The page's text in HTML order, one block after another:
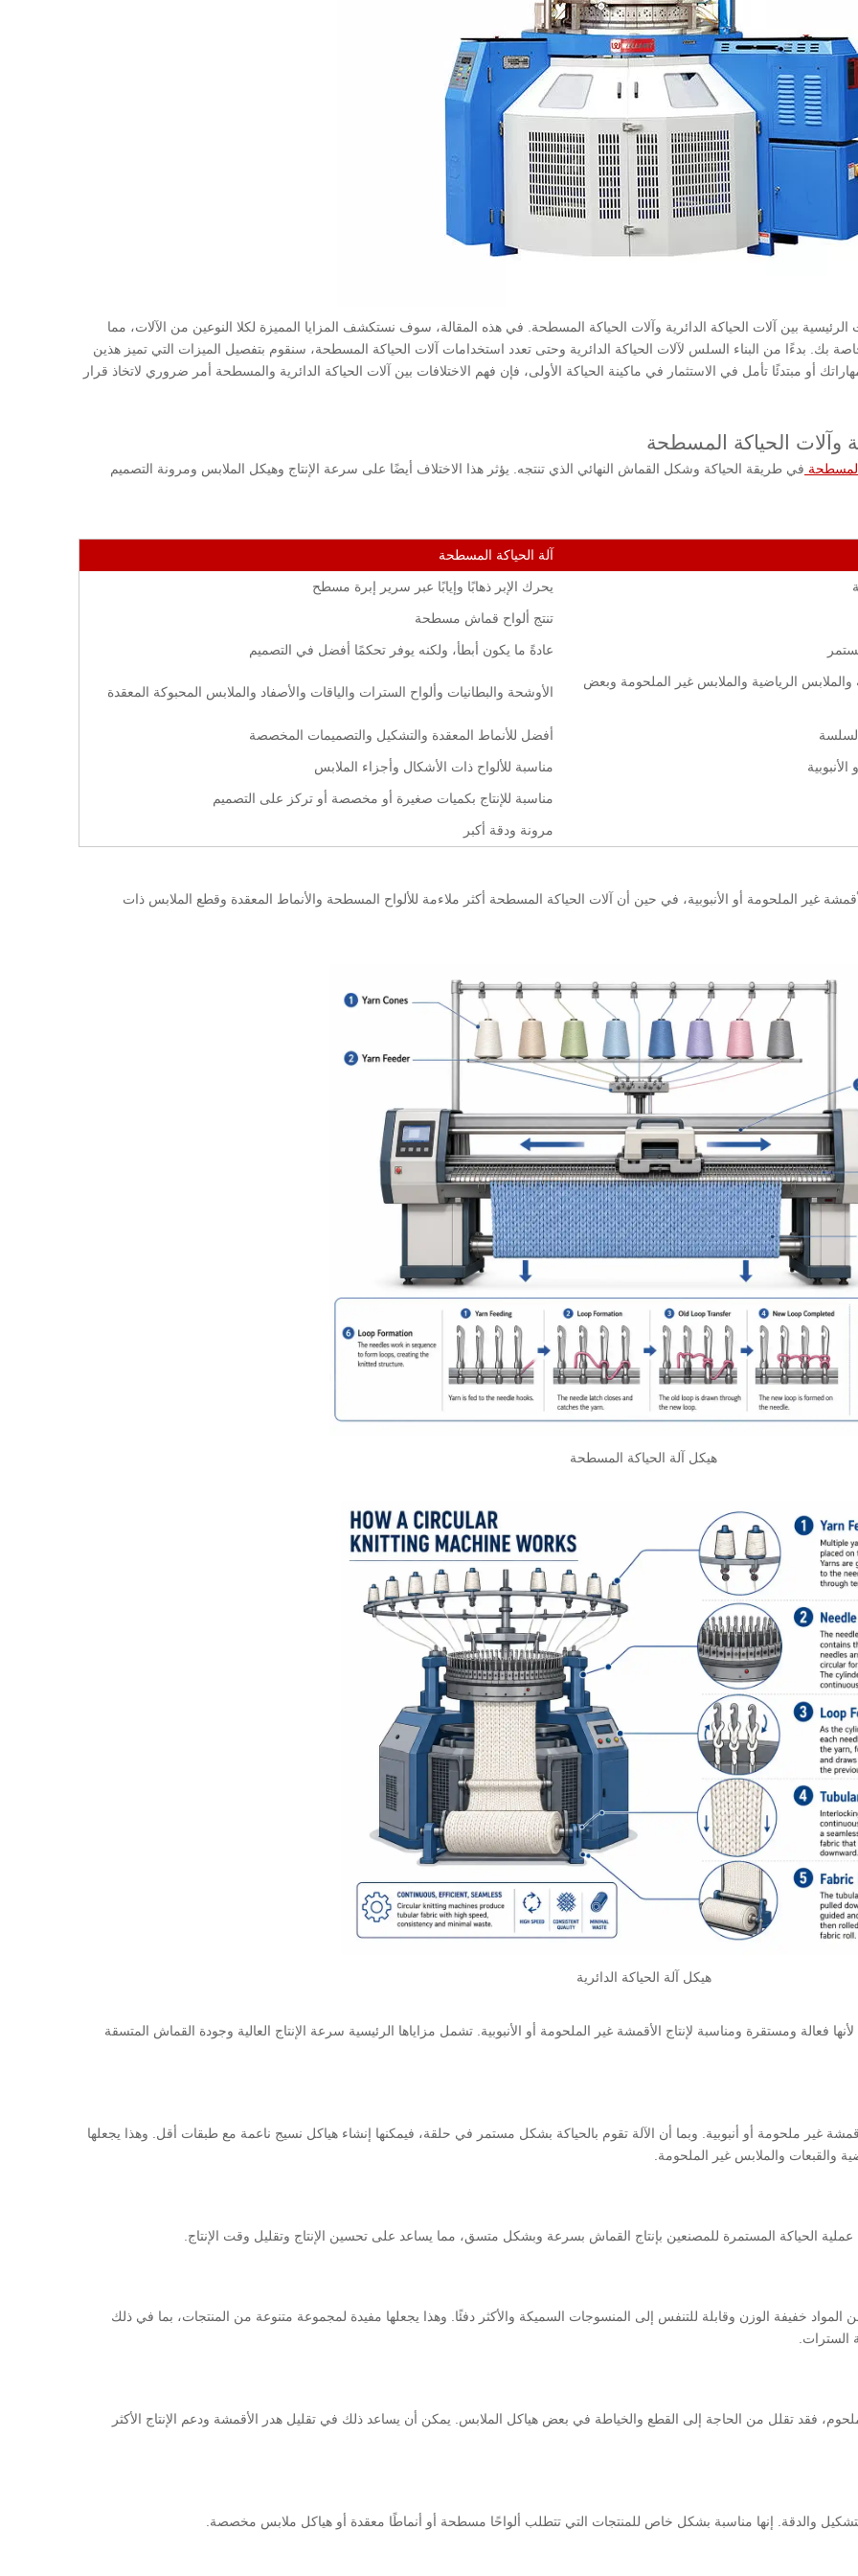
بين آلات الحياكة الدائرية وآلات الحياكة المسطحة. في هذه المقالة، سوف نستكشف المزايا المميزة لكلا النوعين من الآلات، مما
بك. بدءًا من البناء السلس لآلات الحياكة الدائرية وحتى تعدد استخدامات آلات الحياكة المسطحة، سنقوم بتفصيل الميزات التي تميز هذين
أو مبتدئًا تأمل في الاستثمار في ماكينة الحياكة الأولى، فإن فهم الاختلافات بين آلات الحياكة الدائرية والمسطحة أمر ضروري لاتخاذ قرار
وآلات الحياكة المسطحة
المسطحة في طريقة الحياكة وشكل القماش النهائي الذي تنتجه. يؤثر هذا الاختلاف أيضًا على سرعة الإنتاج وهيكل الملابس ومرونة التصميم
آلة الحياكة المسطحة
يحرك الإبر ذهابًا وإيابًا عبر سرير إبرة مسطح
تنتج ألواح قماش مسطحة
عادةً ما يكون أبطأ، ولكنه يوفر تحكمًا أفضل في التصميم
والملابس الرياضية والملابس غير الملحومة وبعض
الأوشحة والبطانيات وألواح السترات والياقات والأصفاد والملابس المحبوكة المعقدة
أفضل للأنماط المعقدة والتشكيل والتصميمات المخصصة
مناسبة للألواح ذات الأشكال وأجزاء الملابس
مناسبة للإنتاج بكميات صغيرة أو مخصصة أو تركز على التصميم
مرونة ودقة أكبر
غير الملحومة أو الأنبوبية، في حين أن آلات الحياكة المسطحة أكثر ملاءمة للألواح المسطحة والأنماط المعقدة وقطع الملابس ذات
هيكل آلة الحياكة المسطحة
هيكل آلة الحياكة الدائرية
فعالة ومستقرة ومناسبة لإنتاج الأقمشة غير الملحومة أو الأنبوبية. تشمل مزاياها الرئيسية سرعة الإنتاج العالية وجودة القماش المتسقة
غير ملحومة أو أنبوبية. وبما أن الآلة تقوم بالحياكة بشكل مستمر في حلقة، فيمكنها إنشاء هياكل نسيج ناعمة مع طبقات أقل. وهذا يجعلها
والقبعات والملابس غير الملحومة.
عملية الحياكة المستمرة للمصنعين بإنتاج القماش بسرعة وبشكل متسق، مما يساعد على تحسين الإنتاج وتقليل وقت الإنتاج.
المواد خفيفة الوزن وقابلة للتنفس إلى المنسوجات السميكة والأكثر دفئًا. وهذا يجعلها مفيدة لمجموعة متنوعة من المنتجات، بما في ذلك
السترات.
ملحوم، فقد تقلل من الحاجة إلى القطع والخياطة في بعض هياكل الملابس. يمكن أن يساعد ذلك في تقليل هدر الأقمشة ودعم الإنتاج الأكثر
والدقة. إنها مناسبة بشكل خاص للمنتجات التي تتطلب ألواحًا مسطحة أو أنماطًا معقدة أو هياكل ملابس مخصصة.